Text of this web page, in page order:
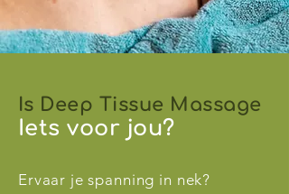
Is Deep Tissue Massage
Iets voor jou?
Ervaar je spanning in nek?